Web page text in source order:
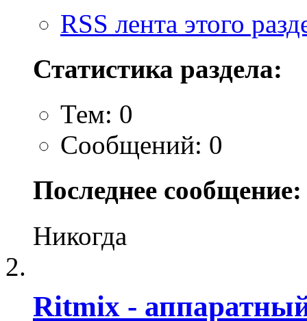
RSS лента этого
Статистика раздела:
Тем: 0
Сообщений: 0
Последнее сообщение:
Никогда
Ritmix -